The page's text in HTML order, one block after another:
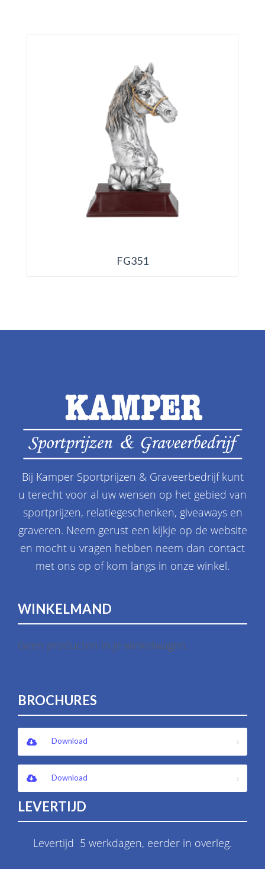
FG351
Bij Kamper Sportprijzen & Graveerbedrijf kunt
u terecht voor al uw wensen op het gebied van
sportprijzen, relatiegeschenken, giveaways en
graveren. Neem gerust een kijkje op de website
en mocht u vragen hebben neem dan contact
met ons op of kom langs in onze winkel.
WINKELMAND
Geen producten in je winkelwagen.
BROCHURES
Download
Download
LEVERTIJD
Levertijd 5 werkdagen, eerder in overleg.